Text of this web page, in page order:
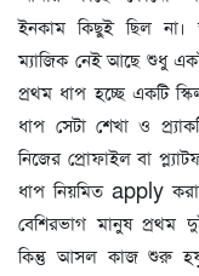
ইনকাম কিছুই ছিল না।
ম্যাজিক নেই আছে শুধু
প্রথম ধাপ হচ্ছে একটি
ধাপ সেটা শেখা ও
নিজের প্রোফাইল বা
ধাপ নিয়মিত apply
বেশিরভাগ মানুষ প্রথম
কিন্তু আসল কাজ শুরু হয়